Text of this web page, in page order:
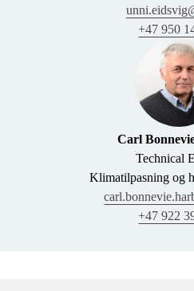
+47 950
Carl
Technical
Klimatilpasning og
+47 922